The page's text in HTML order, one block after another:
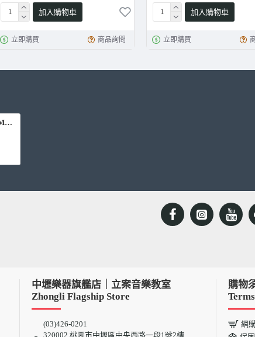
加入購物車
立即購買 商品詢問
加入購物車
立即購買
吉他板手工具盒 | MusicNomad MN235
中壢樂器旗艦店｜立案音樂教室
Zhongli Flagship Store
(03)426-0201
320002 桃園市中壢區中央西路一段1號2樓
購物
網